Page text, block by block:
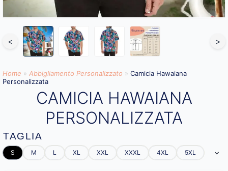
< >
Home » Abbigliamento Personalizzato​ » Camicia Hawaiana
Personalizzata
CAMICIA HAWAIANA
PERSONALIZZATA
TAGLIA
S M L XL XXL XXXL 4XL 5XL